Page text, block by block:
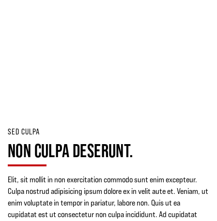
SED CULPA
NON CULPA DESERUNT.
Elit, sit mollit in non exercitation commodo sunt enim excepteur.
Culpa nostrud adipisicing ipsum dolore ex in velit aute et. Veniam, ut
enim voluptate in tempor in pariatur, labore non. Quis ut ea
cupidatat est ut consectetur non culpa incididunt. Ad cupidatat